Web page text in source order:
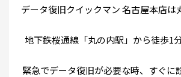
データ復旧クイックマン 名古屋本店は
地下鉄桜通線「丸の内駅」から徒歩1
緊急でデータ復旧が必要な時、すぐに